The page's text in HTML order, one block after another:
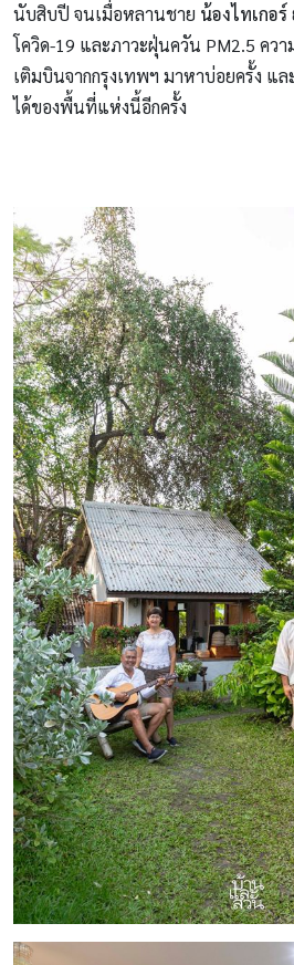
นับสิบปี จนเมื่อหลานชาย น้องไทเกอร์
โควิด-19 และภาวะฝุ่นควัน PM2.5 ค
เติมบินจากกรุงเทพฯ มาหาบ่อยครั้ง แ
ได้ของพื้นที่แห่งนี้อีกครั้ง